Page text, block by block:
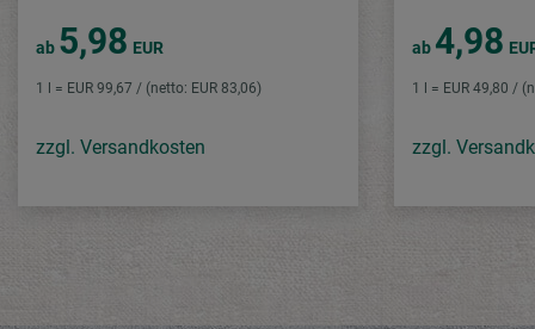
ab 5,98 EUR
1 l = EUR 99,67 / (netto: EUR 83,06)
zzgl. Versandkosten
ab 4,98
1 l = EUR 49,80 /
zzgl.